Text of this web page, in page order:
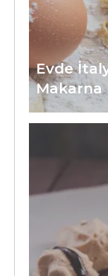
Evde
Makarna